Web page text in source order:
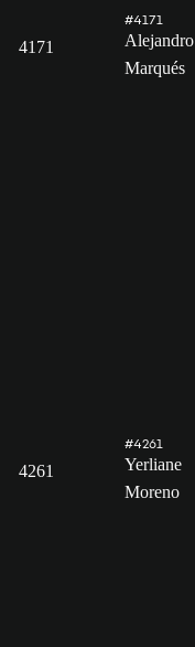
4171
#4171
Alejandro
Marqués
4261
#4261
Yerliane
Moreno